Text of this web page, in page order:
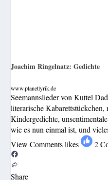
Joachim Ringelnatz: Gedichte
www.planetlyrik.de
Seemannslieder von Kuttel
literarische Kabarettstückchen,
Kindergedichte,
wie es nun einmal ist, und
View Comments likes 2
Share